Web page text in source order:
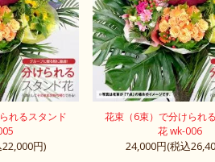
れるスタンド
円)
花束（6束）で分けられ
花 wk-006
24,000円(税込